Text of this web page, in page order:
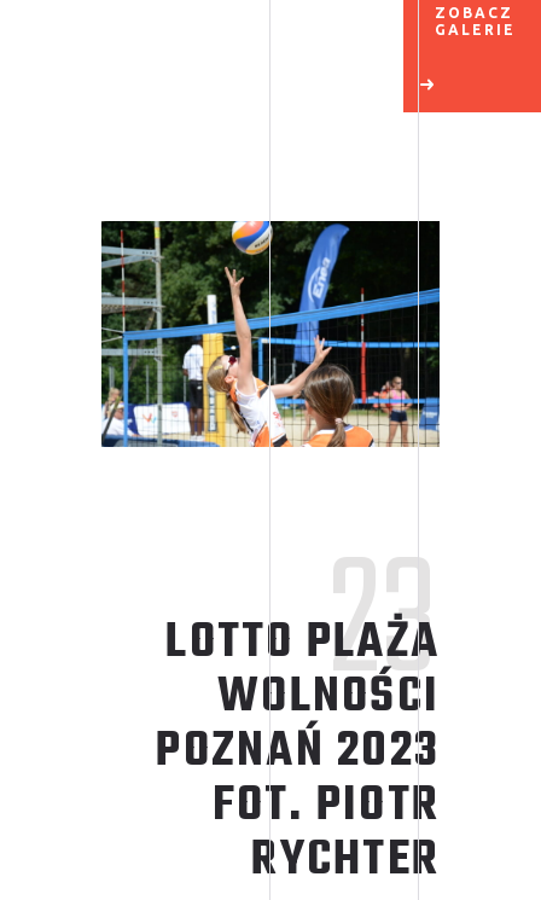
ZOBACZ
GALERIE
LOTTO PLAŻA
WOLNOŚCI
POZNAŃ 2023
FOT. PIOTR
RYCHTER
23